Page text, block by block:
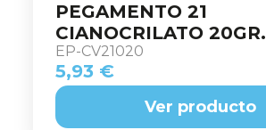
PEGAMENTO 21
CIANOCRILATO 20GR.
EP-CV21020
5,93 €
Ver producto